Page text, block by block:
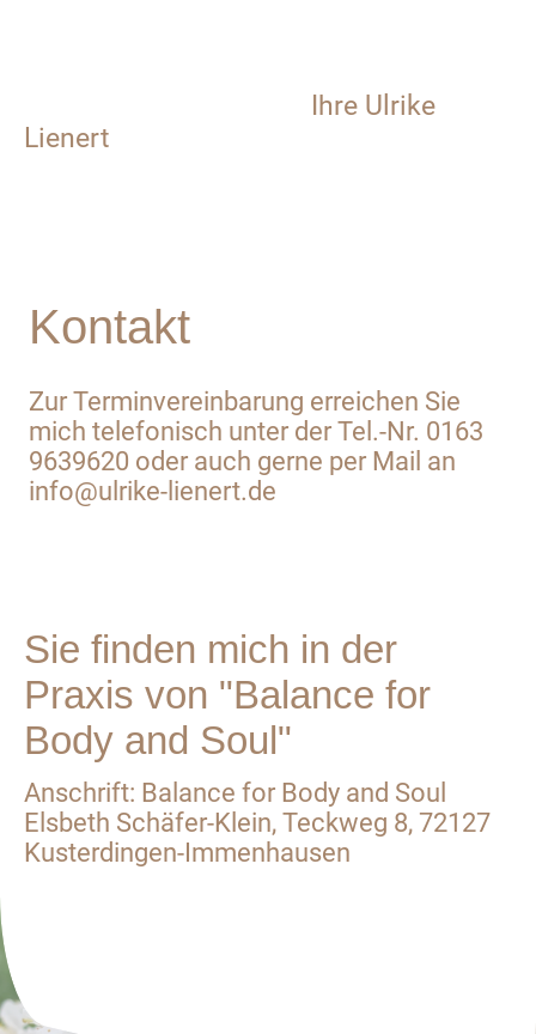
Ihre Ulrike
Lienert
Kontakt
Zur Terminvereinbarung erreichen Sie
mich telefonisch unter der Tel.-Nr. 0163
9639620 oder auch gerne per Mail an
info@ulrike-lienert.de
Sie finden mich in der
Praxis von "Balance for
Body and Soul"
Anschrift: Balance for Body and Soul
Elsbeth Schäfer-Klein, Teckweg 8, 72127
Kusterdingen-Immenhausen